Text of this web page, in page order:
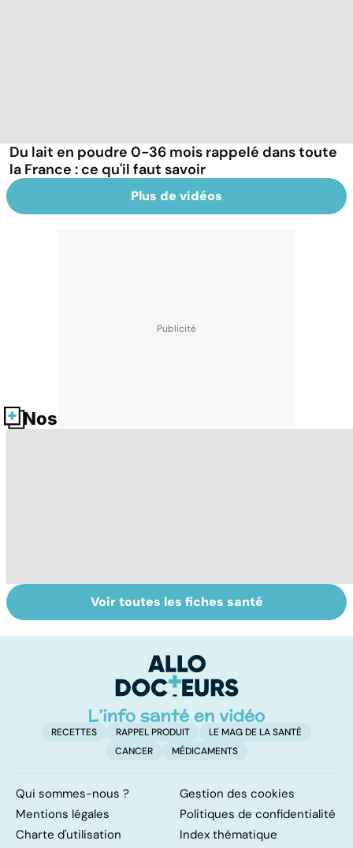
Du lait en poudre 0-36 mois rappelé dans toute
la France : ce qu'il faut savoir
Plus de vidéos
Nos fiches santé
Le TDAH, un
trouble de
hyperactivité
Bien dormir,
mais... sans
Voir toutes les fiches santé
RECETTES RAPPEL PRODUIT
LE MAG DE LA SANTÉ
CANCER
MÉDICAMENTS
Qui sommes-nous ?
Gestion des cookies
Mentions légales
Politiques de confidentialité
Charte d'utilisation
Index thématique